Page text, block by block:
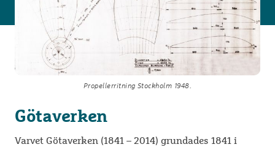
Propellerritning Stockholm 1948.
Götaverken
Varvet Götaverken (1841 – 2014) grundades 1841 i